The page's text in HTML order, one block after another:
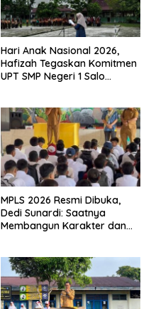
Hari Anak Nasional 2026,
Hafizah Tegaskan Komitmen
UPT SMP Negeri 1 Salo
MPLS 2026 Resmi Dibuka,
Dedi Sunardi: Saatnya
Membangun Karakter dan